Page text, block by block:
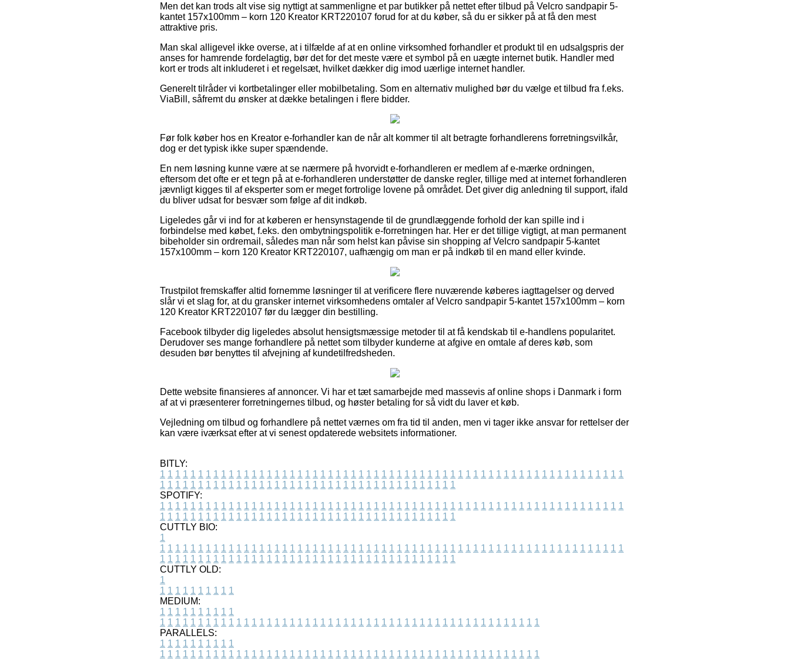
Men det kan trods alt vise sig nyttigt at sammenligne et par butikker på nettet efter tilbud på Velcro sandpapir 5-
kantet 157x100mm – korn 120 Kreator KRT220107 forud for at du køber, så du er sikker på at få den mest
attraktive pris.
Man skal alligevel ikke overse, at i tilfælde af at en online virksomhed forhandler et produkt til en udsalgspris der
anses for hamrende fordelagtig, bør det for det meste være et symbol på en uægte internet butik. Handler med
kort er trods alt inkluderet i et regelsæt, hvilket dækker dig imod uærlige internet handler.
Generelt tilråder vi kortbetalinger eller mobilbetaling. Som en alternativ mulighed bør du vælge et tilbud fra f.eks.
ViaBill, såfremt du ønsker at dække betalingen i flere bidder.
Før folk køber hos en Kreator e-forhandler kan de når alt kommer til alt betragte forhandlerens forretningsvilkår,
dog er det typisk ikke super spændende.
En nem løsning kunne være at se nærmere på hvorvidt e-forhandleren er medlem af e-mærke ordningen,
eftersom det ofte er et tegn på at e-forhandleren understøtter de danske regler, tillige med at internet forhandleren
jævnligt kigges til af eksperter som er meget fortrolige lovene på området. Det giver dig anledning til support, ifald
du bliver udsat for besvær som følge af dit indkøb.
Ligeledes går vi ind for at køberen er hensynstagende til de grundlæggende forhold der kan spille ind i
forbindelse med købet, f.eks. den ombytningspolitik e-forretningen har. Her er det tillige vigtigt, at man permanent
bibeholder sin ordremail, således man når som helst kan påvise sin shopping af Velcro sandpapir 5-kantet
157x100mm – korn 120 Kreator KRT220107, uafhængig om man er på indkøb til en mand eller kvinde.
Trustpilot fremskaffer altid fornemme løsninger til at verificere flere nuværende køberes iagttagelser og derved
slår vi et slag for, at du gransker internet virksomhedens omtaler af Velcro sandpapir 5-kantet 157x100mm – korn
120 Kreator KRT220107 før du lægger din bestilling.
Facebook tilbyder dig ligeledes absolut hensigtsmæssige metoder til at få kendskab til e-handlens popularitet.
Derudover ses mange forhandlere på nettet som tilbyder kunderne at afgive en omtale af deres køb, som
desuden bør benyttes til afvejning af kundetilfredsheden.
Dette website finansieres af annoncer. Vi har et tæt samarbejde med massevis af online shops i Danmark i form
af at vi præsenterer forretningernes tilbud, og høster betaling for så vidt du laver et køb.
Vejledning om tilbud og forhandlere på nettet værnes om fra tid til anden, men vi tager ikke ansvar for rettelser der
kan være iværksat efter at vi senest opdaterede websitets informationer.
BITLY:
1 1 1 1 1 1 1 1 1 1 1 1 1 1 1 1 1 1 1 1 1 1 1 1 1 1 1 1 1 1 1 1 1 1 1 1 1 1 1 1 1 1 1 1 1 1 1 1 1 1 1 1 1 1 1 1 1 1 1 1 1
1 1 1 1 1 1 1 1 1 1 1 1 1 1 1 1 1 1 1 1 1 1 1 1 1 1 1 1 1 1 1 1 1 1 1 1 1 1 1
SPOTIFY:
1 1 1 1 1 1 1 1 1 1 1 1 1 1 1 1 1 1 1 1 1 1 1 1 1 1 1 1 1 1 1 1 1 1 1 1 1 1 1 1 1 1 1 1 1 1 1 1 1 1 1 1 1 1 1 1 1 1 1 1 1
1 1 1 1 1 1 1 1 1 1 1 1 1 1 1 1 1 1 1 1 1 1 1 1 1 1 1 1 1 1 1 1 1 1 1 1 1 1 1
CUTTLY BIO:
1
1 1 1 1 1 1 1 1 1 1 1 1 1 1 1 1 1 1 1 1 1 1 1 1 1 1 1 1 1 1 1 1 1 1 1 1 1 1 1 1 1 1 1 1 1 1 1 1 1 1 1 1 1 1 1 1 1 1 1 1 1
1 1 1 1 1 1 1 1 1 1 1 1 1 1 1 1 1 1 1 1 1 1 1 1 1 1 1 1 1 1 1 1 1 1 1 1 1 1 1
CUTTLY OLD:
1
1 1 1 1 1 1 1 1 1 1
MEDIUM:
1 1 1 1 1 1 1 1 1 1
1 1 1 1 1 1 1 1 1 1 1 1 1 1 1 1 1 1 1 1 1 1 1 1 1 1 1 1 1 1 1 1 1 1 1 1 1 1 1 1 1 1 1 1 1 1 1 1 1 1
PARALLELS:
1 1 1 1 1 1 1 1 1 1
1 1 1 1 1 1 1 1 1 1 1 1 1 1 1 1 1 1 1 1 1 1 1 1 1 1 1 1 1 1 1 1 1 1 1 1 1 1 1 1 1 1 1 1 1 1 1 1 1 1